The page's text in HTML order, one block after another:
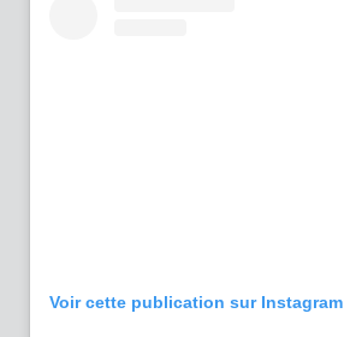
Voir cette publication sur Instagram